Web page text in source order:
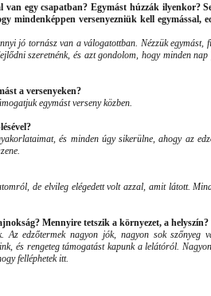
egy csapatban? Egymást húzzák ilyenkor?
mindenképpen versenyezniük kell egymással,
jó tornász van a válogatottban. Nézzük egymást,
szeretnénk, és azt gondolom, hogy minden nap
a versenyeken?
egymást verseny közben.
és minden úgy sikerülne, ahogy az
de elvileg elégedett volt azzal, amit látott.
Mennyire tetszik a környezet, a helyszín?
edzőtermek nagyon jók, nagyon sok szőnyeg
és rengeteg támogatást kapunk a lelátóról.
felléphetek itt.